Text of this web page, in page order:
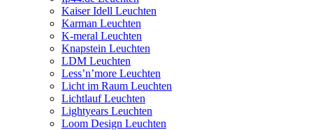
Kaiser Idell Leuchten
Karman Leuchten
K-meral Leuchten
Knapstein Leuchten
LDM Leuchten
Less’n’more Leuchten
Licht im Raum Leuchten
Lichtlauf Leuchten
Lightyears Leuchten
Loom Design Leuchten